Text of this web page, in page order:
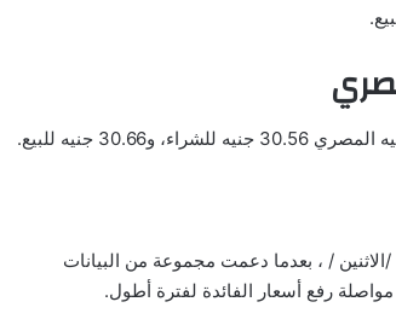
جنيه للبيع.
/ ، بعدما دعمت مجموعة من البيانات
مواصلة رفع أسعار الفائدة لفترة أطول.